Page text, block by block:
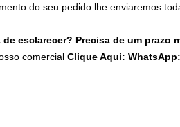
do seu pedido lhe enviaremos
esclarecer? Precisa de um prazo
comercial Clique Aqui: